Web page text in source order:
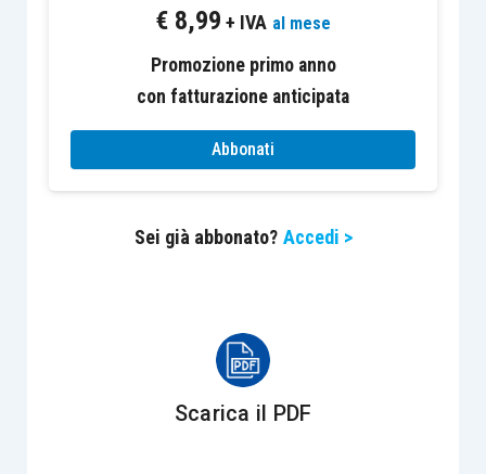
tempestiva rilevazione dello stato di crisi e
misure adottate dall’imprenditore collettivo
alle specifiche caratteristiche dell’impresa e
sostenibilità dei debiti e le
prospettive di continuità aziendale
dodici mesi successivi;
€ 8,99 + IVA al mese
Promozione primo anno
con fatturazione anticipata
Abbonati
Sei già abbonato? Accedi >
Scarica il PDF